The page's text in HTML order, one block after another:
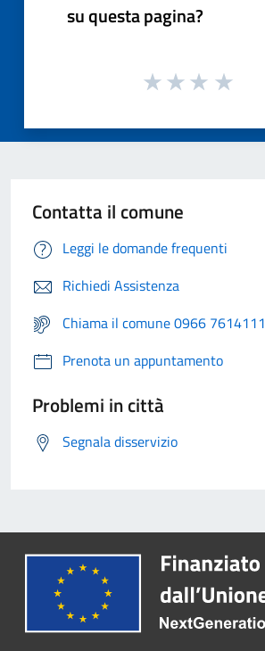
su questa pagina?
Contatta il comune
Leggi le domande frequenti
Richiedi Assistenza
Chiama il comune 0966 7614111
Prenota un appuntamento
Problemi in città
Segnala disservizio